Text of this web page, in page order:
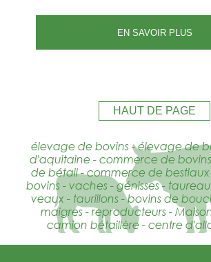
EN SAVOIR PLUS
HAUT DE PAGE
élevage de bovins - élevage de
d'aquitaine - commerce de
de bétail - commerce de
bovins - vaches - génisses -
veaux - taurillons - bovins de
maigres - reproducteurs -
camion bétaillère - centre